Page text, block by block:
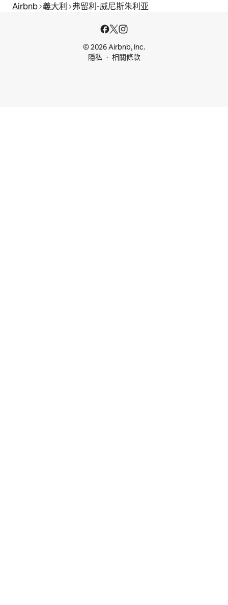
Airbnb 義大利 弗留利-威尼斯朱利亚
© 2026 Airbnb, Inc.
隱私
相關條款